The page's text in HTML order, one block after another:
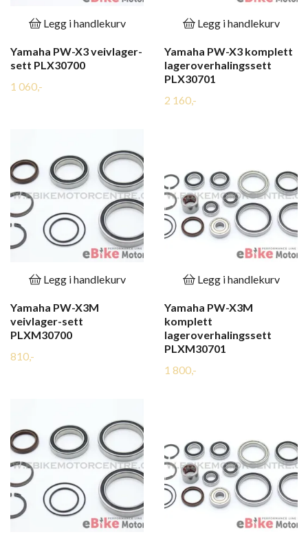
Legg i handlekurv
Yamaha PW-X3 veivlager-
sett PLX30700
1 060,-
Legg i handlekurv
Yamaha PW-X3 komplett
lageroverhalingssett
PLX30701
2 160,-
Legg i handlekurv
Yamaha PW-X3M
veivlager-sett
PLXM30700
810,-
Legg i handlekurv
Yamaha PW-X3M
komplett
lageroverhalingssett
PLXM30701
1 800,-